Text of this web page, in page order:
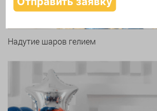
Надутие шаров гелием